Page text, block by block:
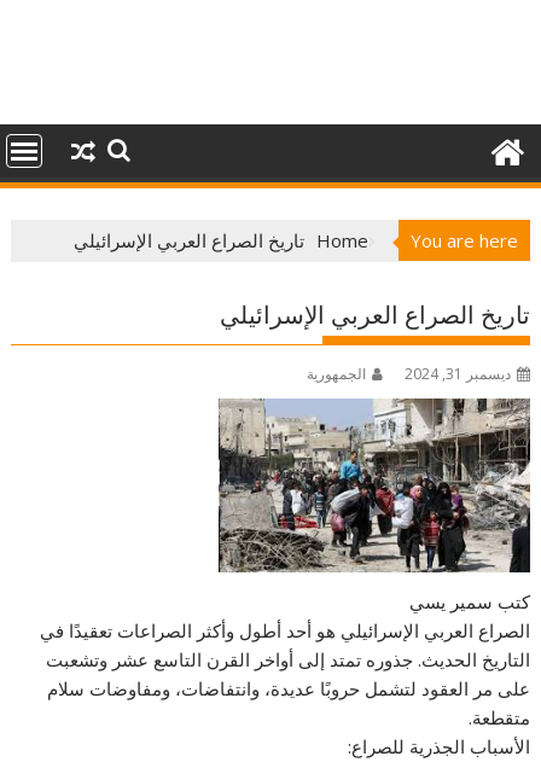
You are here
Home تاريخ الصراع العربي الإسرائيلي
تاريخ الصراع العربي الإسرائيلي
ديسمبر 31, 2024 الجمهورية
كتب سمير يسي
الصراع العربي الإسرائيلي هو أحد أطول وأكثر الصراعات تعقيدًا في
التاريخ الحديث. جذوره تمتد إلى أواخر القرن التاسع عشر وتشعبت
على مر العقود لتشمل حروبًا عديدة، وانتفاضات، ومفاوضات سلام
متقطعة.
الأسباب الجذرية للصراع: